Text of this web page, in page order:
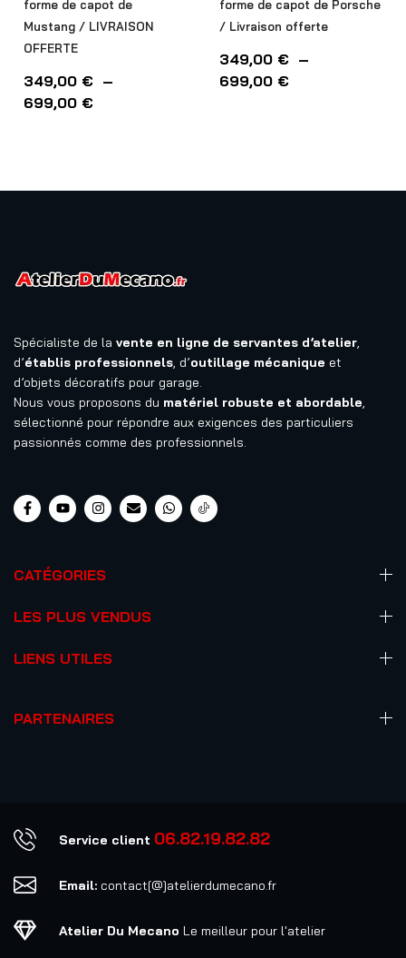
forme de capot de
Mustang / LIVRAISON
OFFERTE
349,00 € –
699,00 €
forme de capot de Porsche
/ Livraison offerte
349,00 € –
699,00 €
Spécialiste de la vente en ligne de servantes d’atelier
d’établis professionnels , d’outillage mécanique et
d’objets décoratifs pour garage.
Nous vous proposons du matériel robuste et abordable
sélectionné pour répondre aux exigences des particuliers
passionnés comme des professionnels.
CATÉGORIES
LES PLUS VENDUS
LIENS UTILES
PARTENAIRES
Service client 06.82.19.82.82
Email: contact[@]atelierdumecano.fr
Atelier Du Mecano Le meilleur pour l'atelier